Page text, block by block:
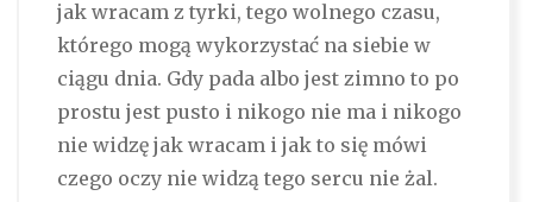
jak wracam z tyrki, tego wolnego czasu,
którego mogą wykorzystać na siebie w
ciągu dnia. Gdy pada albo jest zimno to po
prostu jest pusto i nikogo nie ma i nikogo
nie widzę jak wracam i jak to się mówi
czego oczy nie widzą tego sercu nie żal.